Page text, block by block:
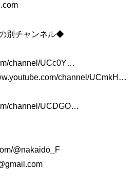
別チャンネル◆
channel/UCc0Y…​
channel/UCmkH​…
channel/UCDGO…​
@nakaido_F​​